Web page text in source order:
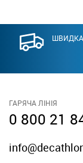
ГАРЯЧА ЛІНІЯ
0 800 21